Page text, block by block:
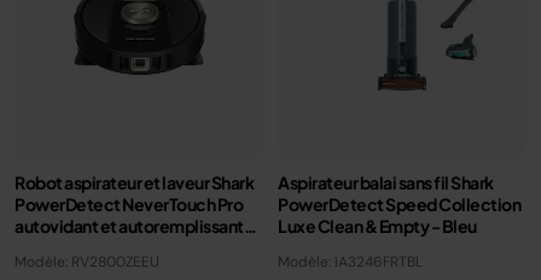
Robot aspirateur et laveur Shark
PowerDetect NeverTouch Pro
autovidant et autoremplissant
Modèle: RV2800ZEEU
Aspirateur balai sans fil Shark
PowerDetect Speed Collection
Luxe Clean & Empty - Bleu
Modèle: IA3246FRTBL